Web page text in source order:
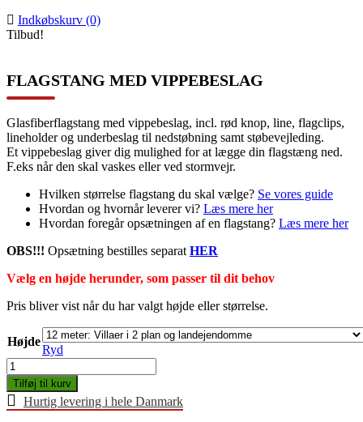
Indkøbskurv (0)
Tilbud!
FLAGSTANG MED VIPPEBESLAG
Glasfiberflagstang med vippebeslag, incl. rød knop, line, flagclips,
lineholder og underbeslag til nedstøbning samt støbevejleding.
Et vippebeslag giver dig mulighed for at lægge din flagstæng ned.
F.eks når den skal vaskes eller ved stormvejr.
Hvilken størrelse flagstang du skal vælge? Se vores guide
Hvordan og hvornår leverer vi? Læs mere her
Hvordan foregår opsætningen af en flagstang? Læs mere her
OBS!!! Opsætning bestilles separat HER
Vælg en højde herunder, som passer til dit behov
Pris bliver vist når du har valgt højde eller størrelse.
Højde
Ryd
Flagstang
med
vippebeslag
antal
Tilføj til kurv
Hurtig levering i hele Danmark